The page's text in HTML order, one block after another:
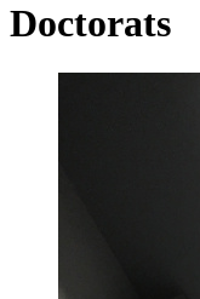
Doctorats